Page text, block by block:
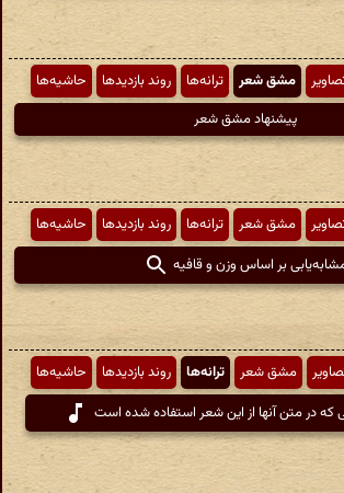
مشق شعر ترانه‌ها روند بازدیدها
حاشیه‌ها
پیشنهاد مشق شعر
مشق شعر ترانه‌ها روند بازدیدها
حاشیه‌ها
بر اساس وزن و قافیه
مشق شعر ترانه‌ها روند بازدیدها
حاشیه‌ها
که در متن آنها از این شعر استفاده شده است